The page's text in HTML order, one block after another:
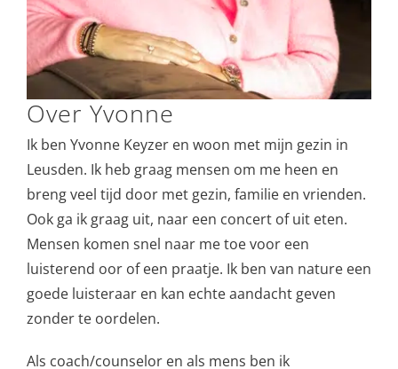
Over Yvonne
Ik ben Yvonne Keyzer en woon met mijn gezin in
Leusden. Ik heb graag mensen om me heen en
breng veel tijd door met gezin, familie en vrienden.
Ook ga ik graag uit, naar een concert of uit eten.
Mensen komen snel naar me toe voor een
luisterend oor of een praatje. Ik ben van nature een
goede luisteraar en kan echte aandacht geven
zonder te oordelen.
Als coach/counselor en als mens ben ik